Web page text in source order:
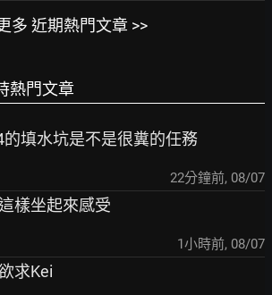
多 近期熱門文章 >>
熱門文章
的填水坑是不是很糞的任務
22分鐘前, 08/07
樣坐起來感受
1小時前, 08/07
求Kei